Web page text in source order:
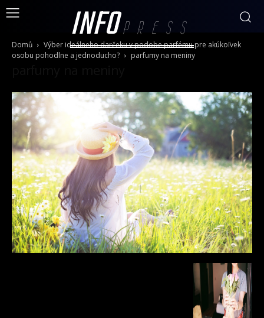
INFO PRESS
Domů
Výber ideálneho darčeku v podobe parfému pre akúkoľvek
osobu pohodlne a jednoducho?
parfumy na meniny